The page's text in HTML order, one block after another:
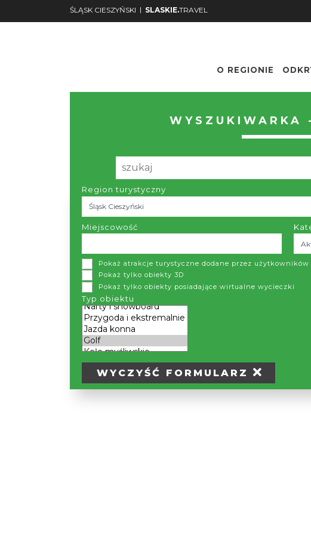
ŚLĄSK CIESZYŃSKI | SLASKIE.TRAVEL
O REGIONIE
WYSZUKIWARKA
Region turystyczny
Miejscowość
Pokaż atrakcje turystyczne dodane przez użytkowników
Pokaż tylko obiekty 3D
Pokaż tylko obiekty posiadające wirtualne wycieczki
Typ obiektu
WYCZYŚĆ FORMULARZ
Brak